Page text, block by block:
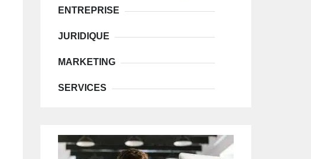
:ENTREPRISE
JURIDIQUE
MARKETING
SERVICES